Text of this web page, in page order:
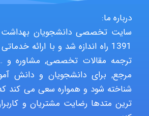
درباره ما:
سایت تخصصی دانشجویان
1391 راه اندازه شد و با ارائه
ترجمه مقالات تخصصی, مشاوره و
مرجع, برای دانشجویان و دانش
شناخته شود و همواره سعی می کند که
ترین متدها رضایت مشتریان و